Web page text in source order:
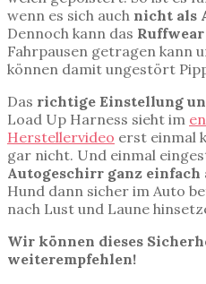
wenn es sich auch nicht als
Dennoch kann das
Fahrpausen getragen kann
können damit ungestört
Das richtige Einstellung
Load Up Harness sieht im
Herstellervideo erst einmal
gar nicht. Und einmal
Autogeschirr ganz einfach
Hund dann sicher im Auto
nach Lust und Laune
Wir können dieses
weiterempfehlen!